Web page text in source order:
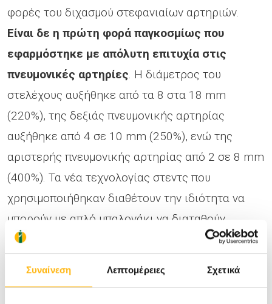
Συναίνεση Λεπτομέρειες Σχετικά
φορές του διχασμού στεφανιαίων αρτηριών.
Είναι δε η πρώτη φορά παγκοσμίως που
εφαρμόστηκε με απόλυτη επιτυχία στις
πνευμονικές αρτηρίες. Η διάμετρος του
στελέχους αυξήθηκε από τα 8 στα 18 mm
(220%), της δεξιάς πνευμονικής αρτηρίας
αυξήθηκε από 4 σε 10 mm (250%), ενώ της
αριστερής πνευμονικής αρτηρίας από 2 σε 8 mm
(400%). Τα νέα τεχνολογίας στεντς που
χρησιμοποιήθηκαν διαθέτουν την ιδιότητα να
μπορούν με απλό μπαλονάκι να διαταθούν
περαιτέρω στο μέλλον, ώστε να ανταποκρίνονται